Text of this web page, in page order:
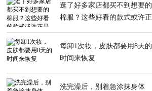
逛了好多家店都买不到想要的
棉服？这些好看的款式或许正
每卸1次妆，皮肤都要用8天的
时间来恢复
洗完澡后，别着急涂抹身体